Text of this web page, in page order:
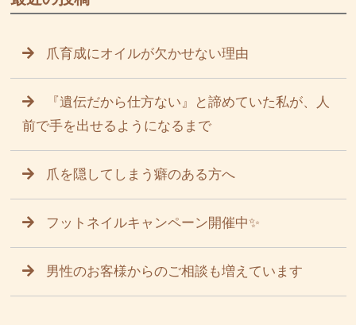
爪育成にオイルが欠かせない理由
『遺伝だから仕方ない』と諦めていた私が、人
前で手を出せるようになるまで
爪を隠してしまう癖のある方へ
フットネイルキャンペーン開催中✨
男性のお客様からのご相談も増えています